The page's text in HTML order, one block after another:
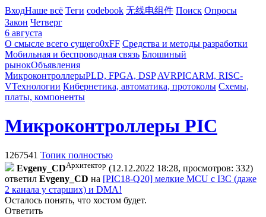
ВходНаше всё Теги codebook 无线电组件 Поиск Опросы
Закон Четверг
6 августа
О смысле всего сущего0xFF Средства и методы разработки
Мобильная и беспроводная связь Блошиный
рынокОбъявления
МикроконтроллерыPLD, FPGA, DSP AVRPICARM, RISC-
VТехнологии Кибернетика, автоматика, протоколы Схемы,
платы, компоненты
Микроконтроллеры PIC
1267541 Топик полностью
Evgeny_CDАрхитектор (12.12.2022 18:28, просмотров: 332)
ответил Evgeny_CD на [PIC18-Q20] мелкие MCU с I3C (даже
2 канала у старших) и DMA!
Осталось понять, что хостом будет.
Ответить